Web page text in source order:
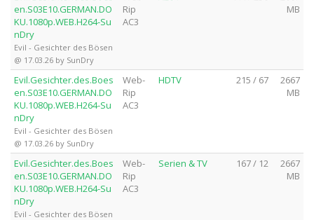
en.S03E10.GERMAN.DO
KU.1080p.WEB.H264-Su
nDry
Evil - Gesichter des Bösen
@ 17.03.26 by SunDry
Rip
AC3
MB
Evil.Gesichter.des.Boes
en.S03E10.GERMAN.DO
KU.1080p.WEB.H264-Su
nDry
Evil - Gesichter des Bösen
@ 17.03.26 by SunDry
Web-
Rip
AC3
HDTV 215 / 67
2667
MB
Evil.Gesichter.des.Boes
en.S03E10.GERMAN.DO
KU.1080p.WEB.H264-Su
nDry
Evil - Gesichter des Bösen
Web-
Rip
AC3
Serien & TV 167 / 12
2667
MB